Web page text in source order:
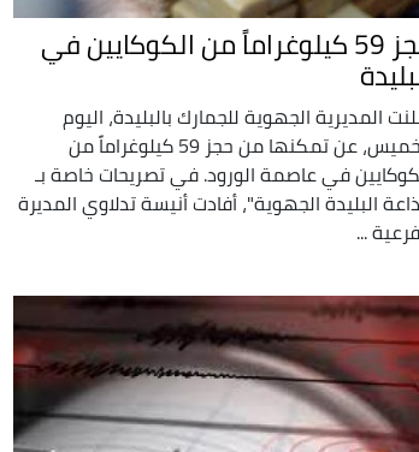
حجز 59 كيلوغراماً من الكوكايين في
المديرية الجهوية للجمارك بالبليدة، اليوم
الخميس، عن تمكنها من حجز 59 كيلوغراماً من
في عاصمة الورود. في تصريحات خاصة بـ
البليدة الجهوية"، أفادت أنيسة تدلاوي المديرة
...